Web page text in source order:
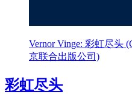
Vernor Vinge: 彩虹尽头
京联合出版公司)
彩虹尽头